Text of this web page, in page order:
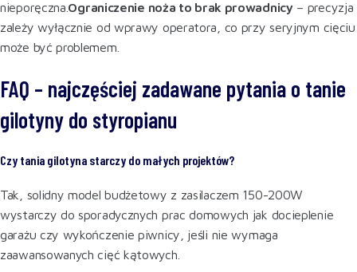
nieporęczna. Ograniczenie noża to brak prowadnicy– precyzja
zależy wyłącznie od wprawy operatora, co przy seryjnym cięciu
może być problemem.
FAQ – najczęściej zadawane pytania o tanie
gilotyny do styropianu
Czy tania gilotyna starczy do małych projektów?
Tak, solidny model budżetowy z zasilaczem 150-200W
wystarczy do sporadycznych prac domowych jak docieplenie
garażu czy wykończenie piwnicy, jeśli nie wymaga
zaawansowanych cięć kątowych.